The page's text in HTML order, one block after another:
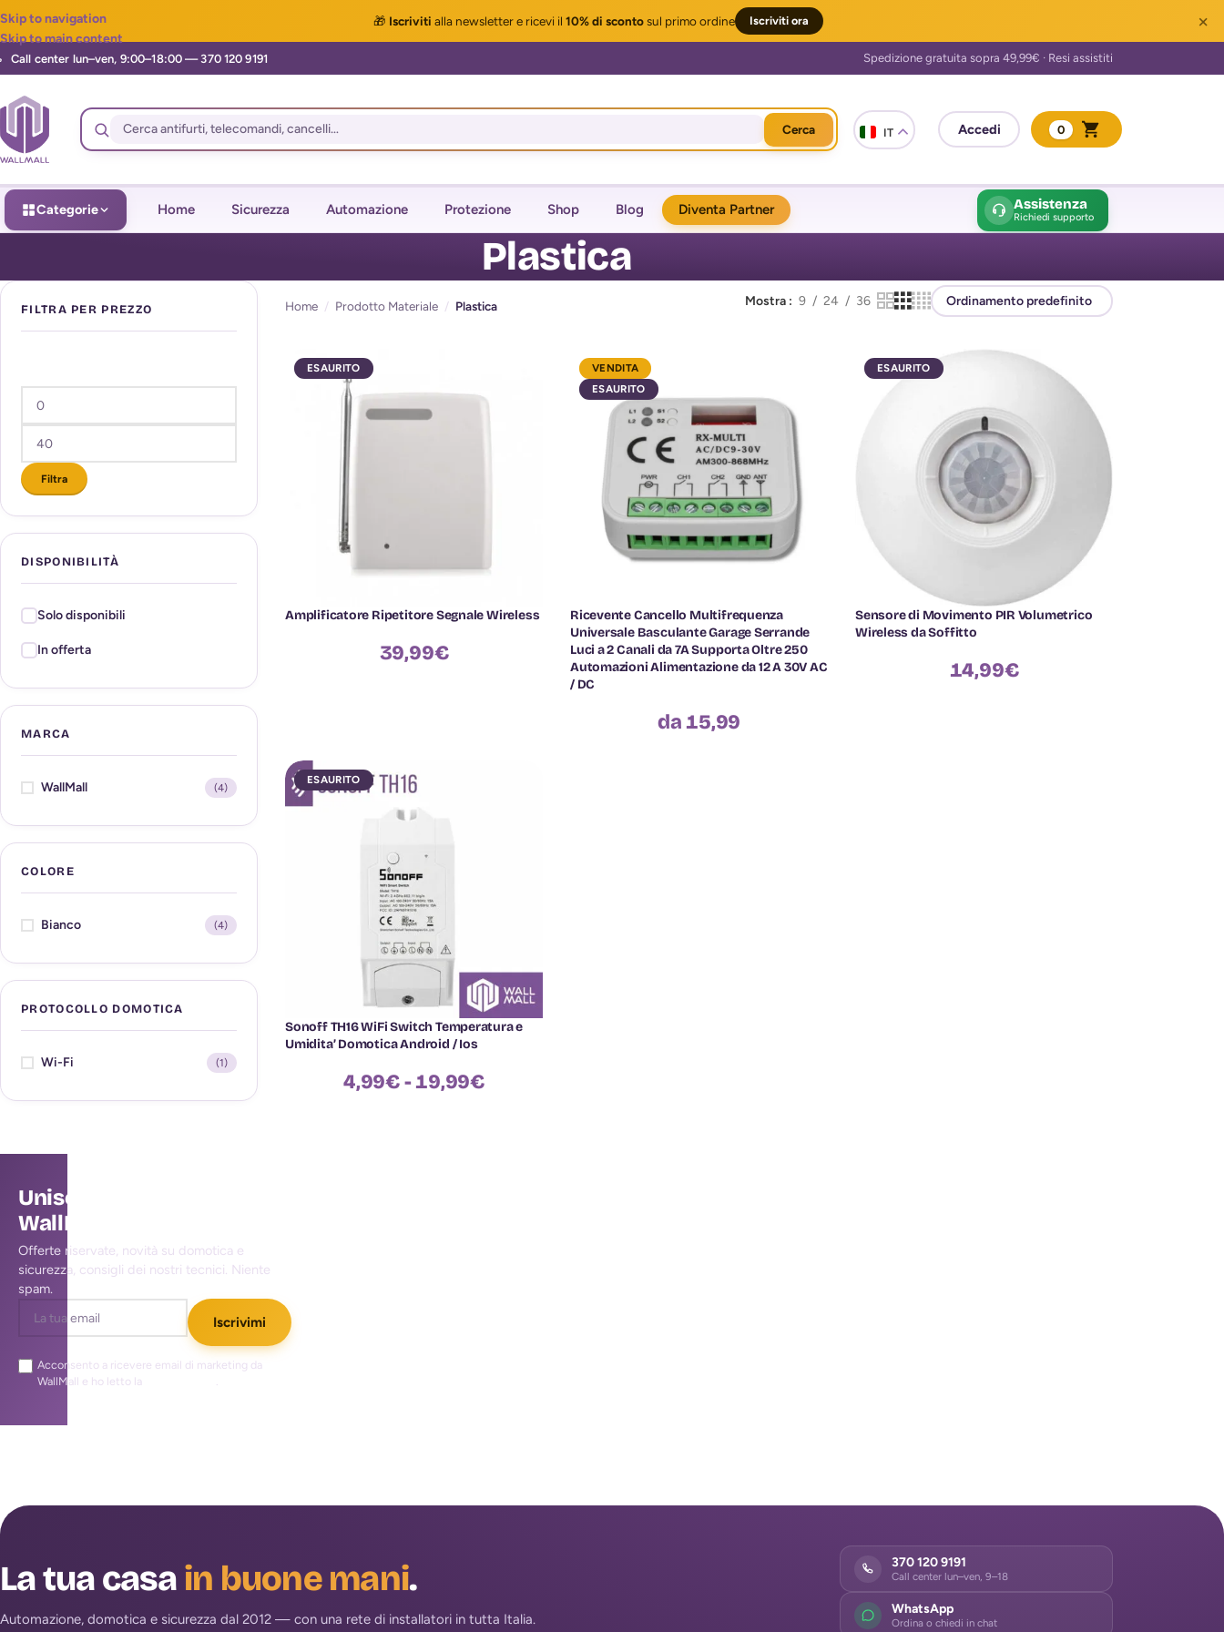
🎁 Iscriviti alla newslettere ricevi il 10% di scontosul primo ordine Iscriviti ora ×
Skip to navigation
Skip to main content
Cerca IT 0
Categorie Home Sicurezza Automazione Protezione Shop Blog Diventa Partner Assistenza
Richiedi supporto
Plastica
FILTRA PER PREZZO
Filtra
DISPONIBILITÀ
Solo disponibili
In offerta
MARCA
WallMall (4)
COLORE
Bianco (4)
PROTOCOLLO DOMOTICA
Wi-Fi (1)
Home / Prodotto Materiale / Plastica Mostra 9 24 36
ESAURITO
Amplificatore Ripetitore Segnale Wireless
39,99€
VENDITA
ESAURITO
Ricevente Cancello Multifrequenza
Universale Basculante Garage Serrande
Luci a 2 Canali da 7A Supporta Oltre 250
Automazioni Alimentazione da 12 A 30V AC
/ DC
da 15,99
ESAURITO
Sensore di Movimento PIR Volumetrico
Wireless da Soffitto
14,99€
ESAURITO
Sonoff TH16 WiFi Switch Temperatura e
Umidita’ Domotica Android / Ios
4,99€- 19,99€
Unisciti alla community
WallMall
Offerte riservate, novità su domotica e
sicurezza, consigli dei nostri tecnici. Niente
spam.
Iscrivimi
Acconsento a ricevere email di marketing da
WallMall e ho letto la
.
La tua casa in buone mani.
Automazione, domotica e sicurezza dal 2012 — con una rete di installatori in tutta Italia.
370 120 9191
Call center lun–ven, 9–18
WhatsApp
Ordina o chiedi in chat